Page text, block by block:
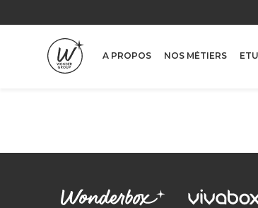
A PROPOS NOS MÉTIERS